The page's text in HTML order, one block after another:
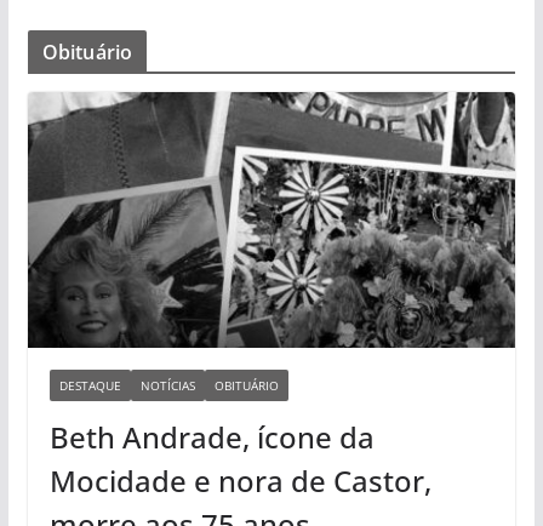
Obituário
DESTAQUE NOTÍCIAS OBITUÁRIO
Beth Andrade, ícone da
Mocidade e nora de Castor,